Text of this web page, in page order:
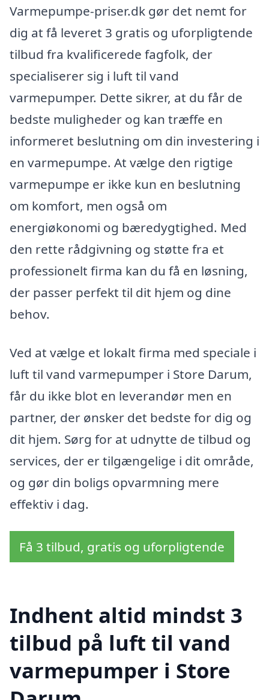
Varmepumpe-priser.dk gør det nemt for
dig at få leveret 3 gratis og uforpligtende
tilbud fra kvalificerede fagfolk, der
specialiserer sig i luft til vand
varmepumper. Dette sikrer, at du får de
bedste muligheder og kan træffe en
informeret beslutning om din investering i
en varmepumpe. At vælge den rigtige
varmepumpe er ikke kun en beslutning
om komfort, men også om
energiøkonomi og bæredygtighed. Med
den rette rådgivning og støtte fra et
professionelt firma kan du få en løsning,
der passer perfekt til dit hjem og dine
behov.
Ved at vælge et lokalt firma med speciale i
luft til vand varmepumper i Store Darum,
får du ikke blot en leverandør men en
partner, der ønsker det bedste for dig og
dit hjem. Sørg for at udnytte de tilbud og
services, der er tilgængelige i dit område,
og gør din boligs opvarmning mere
effektiv i dag.
Få 3 tilbud, gratis og uforpligtende
Indhent altid mindst 3
tilbud på luft til vand
varmepumper i Store